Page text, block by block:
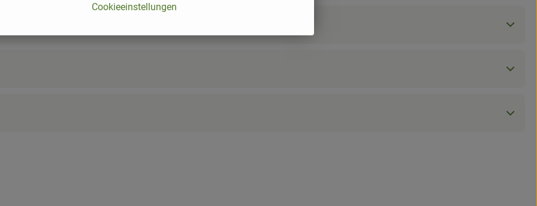
Cookieeinstellungen